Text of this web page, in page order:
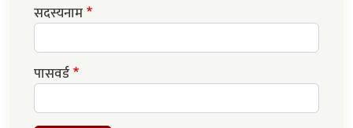
सदस्यनाम
पासवर्ड